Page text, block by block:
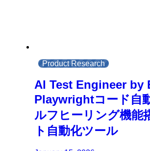
Product Research
AI Test Engineer by
Playwrightコード自
ルフヒーリング機能
ト自動化ツール